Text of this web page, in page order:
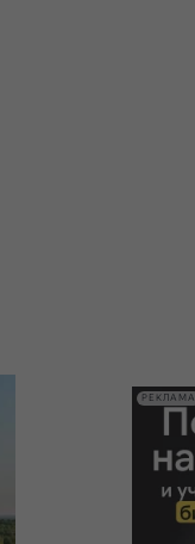
РЕКЛАМА